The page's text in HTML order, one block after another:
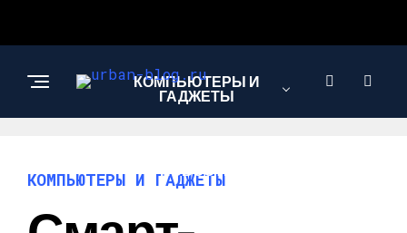
КОМПЬЮТЕРЫ И
ГАДЖЕТЫ
НОВОСТИ
КОМПЬЮТЕРЫ И ГАДЖЕТЫ